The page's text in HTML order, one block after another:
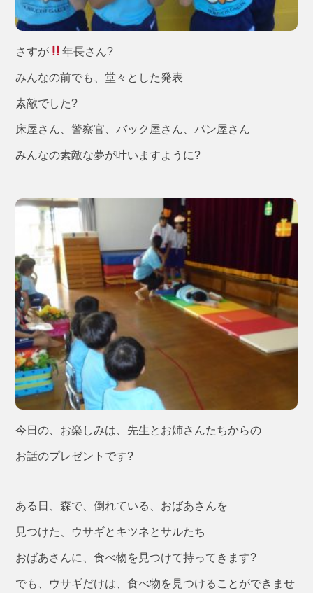
さすが 年長さん?
みんなの前でも、堂々とした発表
素敵でした?
床屋さん、警察官、バック屋さん、パン屋さん
みんなの素敵な夢が叶いますように?
今日の、お楽しみは、先生とお姉さんたちからの
お話のプレゼントです?
ある日、森で、倒れている、おばあさんを
見つけた、ウサギとキツネとサルたち
おばあさんに、食べ物を見つけて持ってきます?
でも、ウサギだけは、食べ物を見つけることができませ